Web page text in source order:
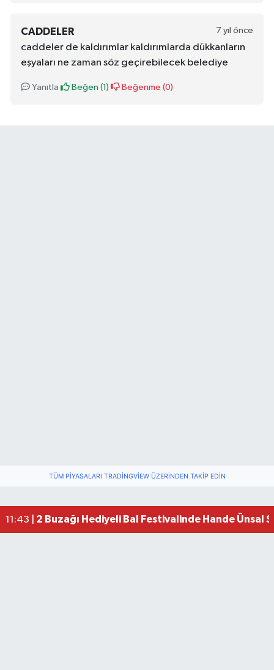
CADDELER 7 yıl önce
caddeler de kaldırımlar kaldırımlarda dükkanların
eşyaları ne zaman söz geçirebilecek belediye
Yanıtla Beğen (1 ) Beğenme (0)
TÜM PIYASALARI TRADINGVIEW ÜZERINDEN TAKIP EDIN
11:43 | 2 Buzağı Hediyeli Bal Festivalinde Hande Ünsal